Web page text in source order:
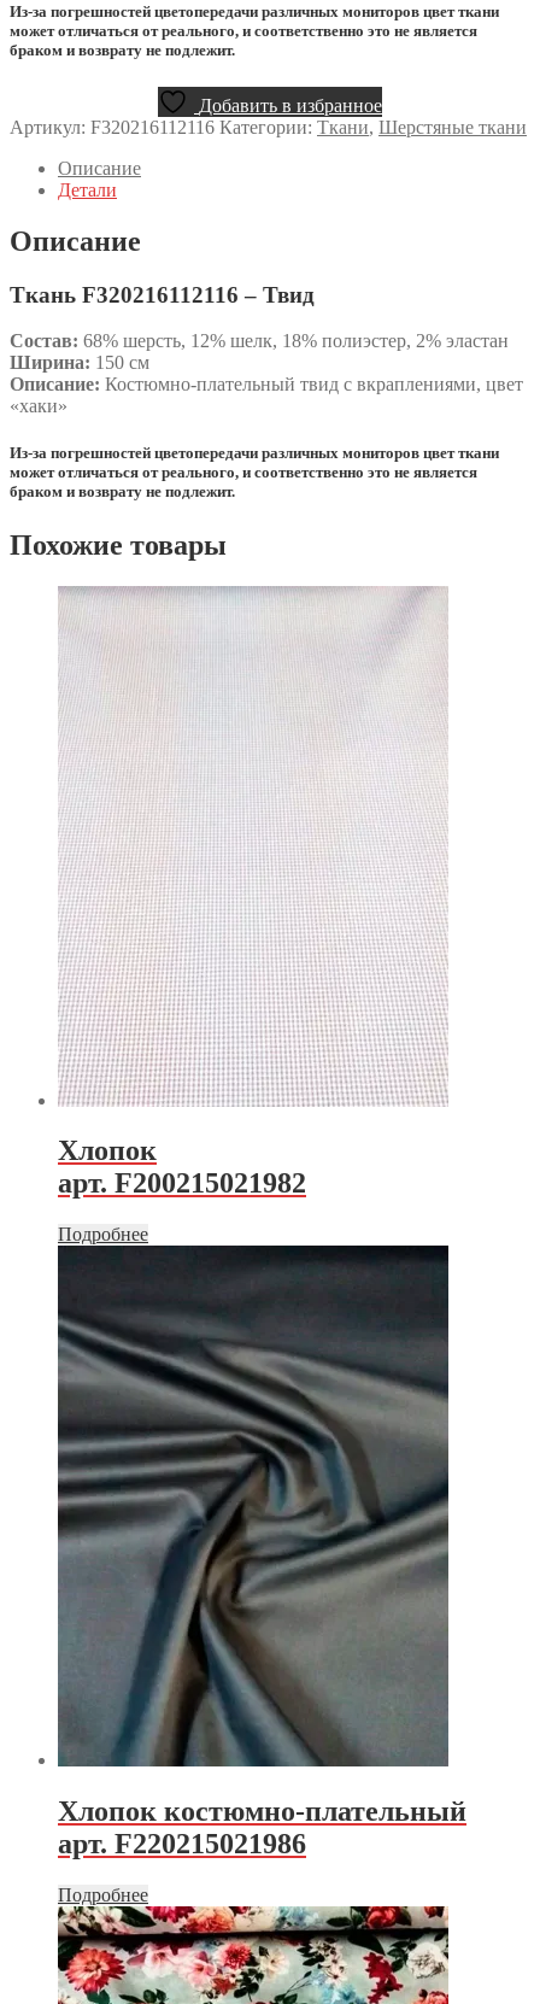
Из-за погрешностей цветопередачи различных мониторов цвет ткани
может отличаться от реального, и соответственно это не является
браком и возврату не подлежит.
Добавить в избранное
Артикул: F320216112116 Категории: Ткани, Шерстяные ткани
Описание
Детали
Описание
Ткань F320216112116 – Твид
Состав: 68% шерсть, 12% шелк, 18% полиэстер, 2% эластан
Ширина: 150 см
Описание: Костюмно-плательный твид с вкраплениями, цвет
«хаки»
Из-за погрешностей цветопередачи различных мониторов цвет ткани
может отличаться от реального, и соответственно это не является
браком и возврату не подлежит.
Похожие товары
Хлопок
арт. F200215021982
Подробнее
Хлопок костюмно-плательный
арт. F220215021986
Подробнее